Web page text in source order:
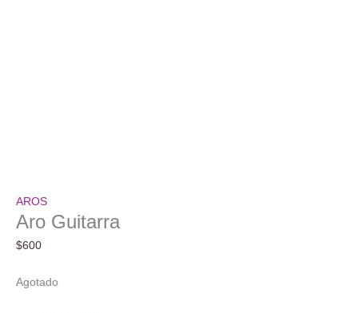
AROS
Aro Guitarra
$600
Agotado